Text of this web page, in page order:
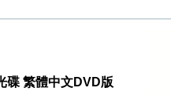
碟 繁體中文DVD版